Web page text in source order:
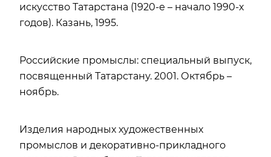
искусство Татарстана (1920-е – начало 1990-х
годов). Казань, 1995.
Российские промыслы: специальный выпуск,
посвященный Татарстану. 2001. Октябрь –
ноябрь.
Изделия народных художественных
промыслов и декоративно-прикладного